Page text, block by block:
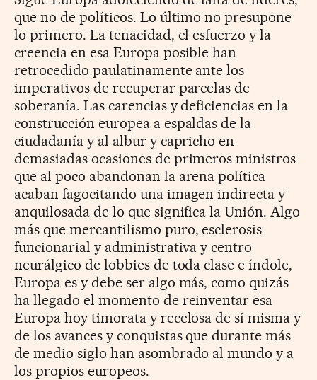
que no de políticos. Lo último no presupone
lo primero. La tenacidad, el esfuerzo y la
creencia en esa Europa posible han
retrocedido paulatinamente ante los
imperativos de recuperar parcelas de
soberanía. Las carencias y deficiencias en la
construcción europea a espaldas de la
ciudadanía y al albur y capricho en
demasiadas ocasiones de primeros ministros
que al poco abandonan la arena política
acaban fagocitando una imagen indirecta y
anquilosada de lo que significa la Unión. Algo
más que mercantilismo puro, esclerosis
funcionarial y administrativa y centro
neurálgico de lobbies de toda clase e índole,
Europa es y debe ser algo más, como quizás
ha llegado el momento de reinventar esa
Europa hoy timorata y recelosa de sí misma y
de los avances y conquistas que durante más
de medio siglo han asombrado al mundo y a
los propios europeos.